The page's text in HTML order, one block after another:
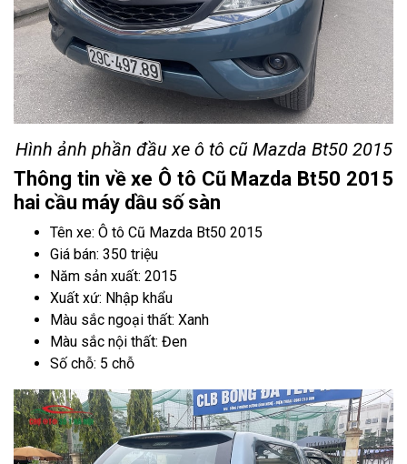
Hình ảnh phần đầu xe ô tô cũ Mazda Bt50 2015
Thông tin về xe Ô tô Cũ Mazda Bt50 2015
hai cầu máy dầu số sàn
Tên xe: Ô tô Cũ Mazda Bt50 2015
Giá bán: 350 triệu
Năm sản xuất: 2015
Xuất xứ: Nhập khẩu
Màu sắc ngoại thất: Xanh
Màu sắc nội thất: Đen
Số chỗ: 5 chỗ